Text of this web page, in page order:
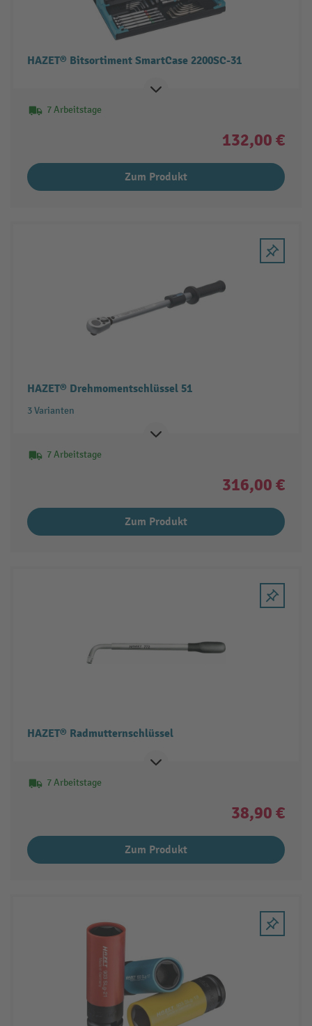
HAZET® Bitsortiment SmartCase 2200SC-31
7 Arbeitstage
132,00 €
Zum Produkt
HAZET® Drehmomentschlüssel 51
3 Varianten
7 Arbeitstage
316,00 €
Zum Produkt
HAZET® Radmutternschlüssel
7 Arbeitstage
38,90 €
Zum Produkt